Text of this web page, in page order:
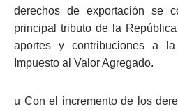
derechos de exportación se
principal tributo de la
aportes y contribuciones a
Impuesto al Valor Agregado.
u Con el incremento de los